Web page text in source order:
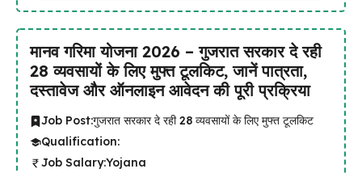
मानव गरिमा योजना 2026 – गुजरात सरकार दे रही
28 व्यवसायों के लिए मुफ्त टूलकिट, जानें पात्रता,
दस्तावेज और ऑनलाइन आवेदन की पूरी प्रक्रिया
Job Post:गुजरात सरकार दे रही 28 व्यवसायों के लिए मुफ्त टूलकिट
Qualification:
Job Salary:Yojana